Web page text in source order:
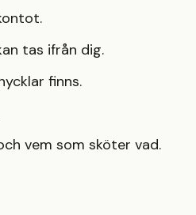
tas ifrån dig.
finns.
vem som sköter vad.